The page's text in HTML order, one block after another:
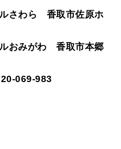
さわら 香取市佐原ホ
おみがわ 香取市本郷
069-983